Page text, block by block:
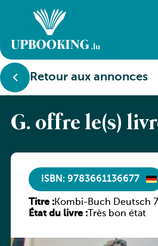
Retour aux annonces
G. offre le(s)
ISBN: 9783661136677
Titre :Kombi-Buch Deutsch
Luxemburg)
État du livre :Très bon état